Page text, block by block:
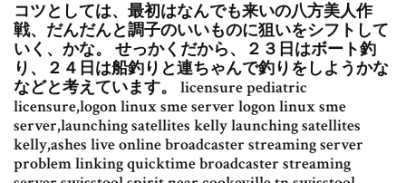
コツとしては、最初はなんでも来いの八方美人作
戦、だんだんと調子のいいものに狙いをシフトして
いく、かな。 せっかくだから、２３日はボート釣
り、２４日は船釣りと連ちゃんで釣りをしようかな
などと考えています。 licensure pediatric
licensure,logon linux sme server logon linux sme
server,launching satellites kelly launching satellites
kelly,ashes live online broadcaster streaming server
problem linking quicktime broadcaster streaming